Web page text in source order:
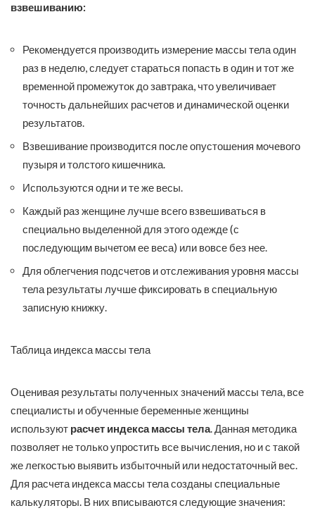
взвешиванию:
Рекомендуется производить измерение массы тела один
раз в неделю, следует стараться попасть в один и тот же
временной промежуток до завтрака, что увеличивает
точность дальнейших расчетов и динамической оценки
результатов.
Взвешивание производится после опустошения мочевого
пузыря и толстого кишечника.
Используются одни и те же весы.
Каждый раз женщине лучше всего взвешиваться в
специально выделенной для этого одежде (с
последующим вычетом ее веса) или вовсе без нее.
Для облегчения подсчетов и отслеживания уровня массы
тела результаты лучше фиксировать в специальную
записную книжку.
Таблица индекса массы тела
Оценивая результаты полученных значений массы тела, все
специалисты и обученные беременные женщины
используют расчет индекса массы тела. Данная методика
позволяет не только упростить все вычисления, но и с такой
же легкостью выявить избыточный или недостаточный вес.
Для расчета индекса массы тела созданы специальные
калькуляторы. В них вписываются следующие значения: